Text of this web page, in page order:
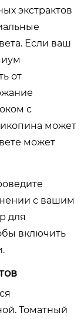
экстрактов
Если ваш
от
с
может
может
с вашим
для
включить
Томатный